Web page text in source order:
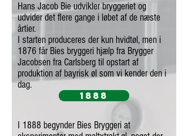
Hans Jacob Bie udvikler bryggeriet og
udvider det flere gange i løbet af de næste
årtier.
I starten produceres der kun hvidtøl, men i
1876 får Bies bryggeri hjælp fra Brygger
Jacobsen fra Carlsberg til opstart af
produktion af bayrisk øl som vi kender den i
dag.
1888
I 1888 begynder Bies Bryggeri at